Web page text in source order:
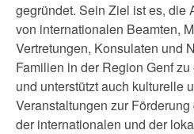
gegründet. Sein Ziel ist es, die
von internationalen Beamten,
Vertretungen, Konsulaten und
Familien in der Region Genf
und unterstützt auch kulturelle
Veranstaltungen zur
der internationalen und der